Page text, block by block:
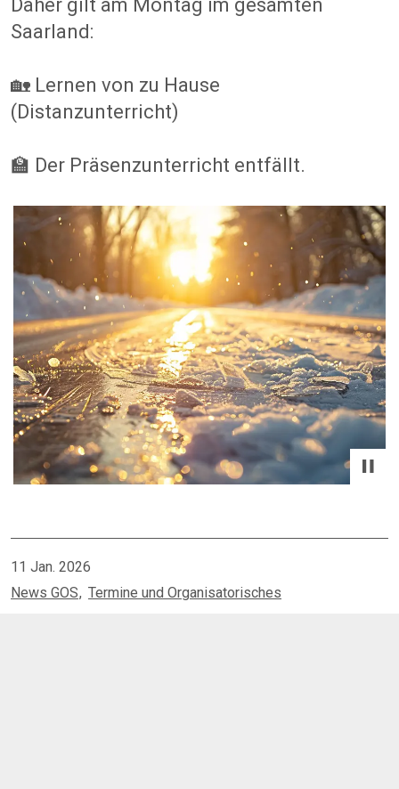
Daher gilt am Montag im gesamten
Saarland:
🏡 Lernen von zu Hause
(Distanzunterricht)
🏫 Der Präsenzunterricht entfällt.
11 Jan. 2026
News GOS
Termine und Organisatorisches